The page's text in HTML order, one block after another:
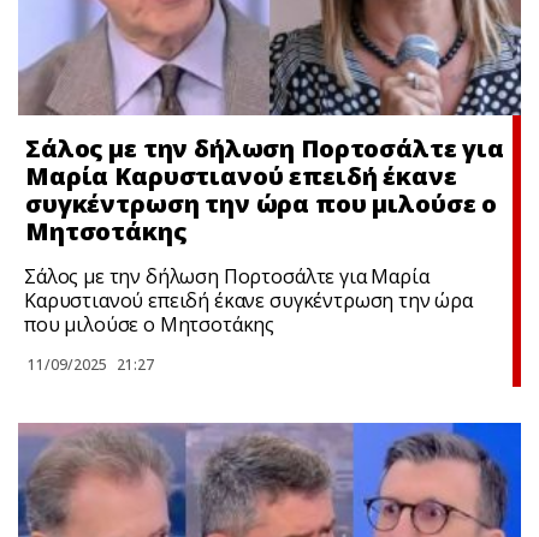
Σάλος με την δήλωση Πορτοσάλτε για
Μαρία Καρυστιανού επειδή έκανε
συγκέντρωση την ώρα που μιλούσε ο
Μητσοτάκης
Σάλος με την δήλωση Πορτοσάλτε για Μαρία
Καρυστιανού επειδή έκανε συγκέντρωση την ώρα
που μιλούσε ο Μητσοτάκης
11/09/2025 21:27